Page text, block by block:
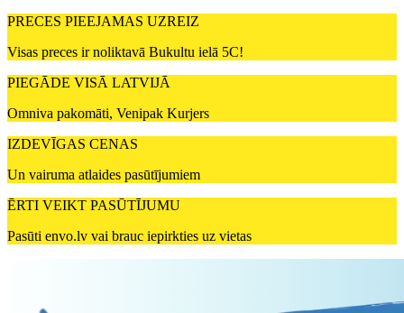
PRECES PIEEJAMAS UZREIZ
Visas preces ir noliktavā Bukultu ielā 5C!
PIEGĀDE VISĀ LATVIJĀ
Omniva pakomāti, Venipak Kurjers
IZDEVĪGAS CENAS
Un vairuma atlaides pasūtījumiem
ĒRTI VEIKT PASŪTĪJUMU
Pasūti envo.lv vai brauc iepirkties uz vietas